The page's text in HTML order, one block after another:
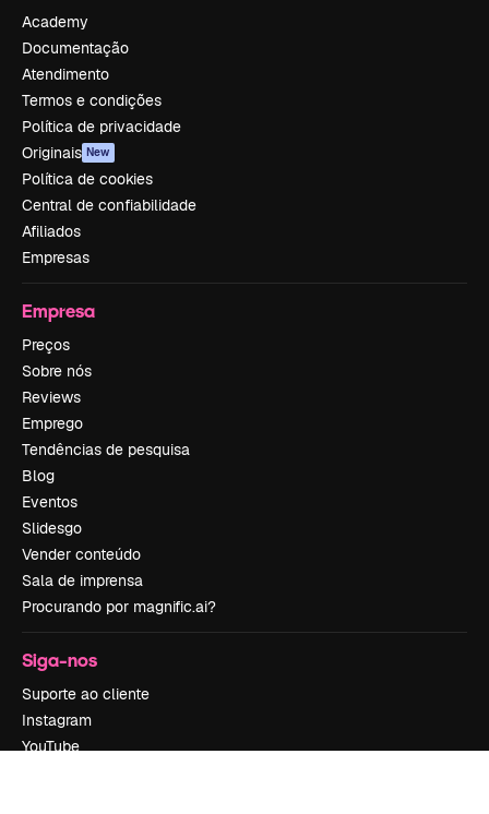
Academy
Documentação
Atendimento
Termos e condições
Política de privacidade
Originais New
Política de cookies
Central de confiabilidade
Afiliados
Empresas
Empresa
Preços
Sobre nós
Reviews
Emprego
Tendências de pesquisa
Blog
Eventos
Slidesgo
Vender conteúdo
Sala de imprensa
Procurando por magnific.ai?
Siga-nos
Suporte ao cliente
Instagram
YouTube